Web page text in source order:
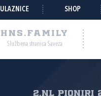
ULAZNICE SHOP
HNS.FAMILY
Službena stranica Saveza
2.nl Pioniri